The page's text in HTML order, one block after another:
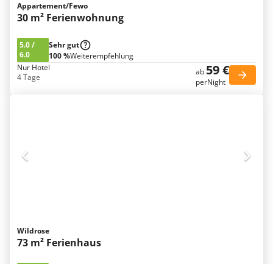
Appartement/Fewo
30 m² Ferienwohnung
5.0/
6.0
Sehr gut
100 %Weiterempfehlung
Nur Hotel
4 Tage
ab 59 €
perNight
Wildrose
73 m² Ferienhaus